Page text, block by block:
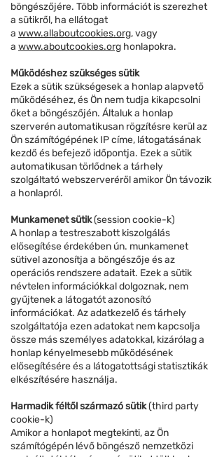
böngészőjére. Több információt is szerezhet
a sütikről, ha ellátogat
a www.allaboutcookies.org, vagy
a www.aboutcookies.org honlapokra.
Működéshez szükséges sütik
Ezek a sütik szükségesek a honlap alapvető
működéséhez, és Ön nem tudja kikapcsolni
őket a böngészőjén. Általuk a honlap
szerverén automatikusan rögzítésre kerül az
Ön számítógépének IP címe, látogatásának
kezdő és befejező időpontja. Ezek a sütik
automatikusan törlődnek a tárhely
szolgáltató webszerveréről amikor Ön távozik
a honlapról.
Munkamenet sütik(session cookie-k)
A honlap a testreszabott kiszolgálás
elősegítése érdekében ún. munkamenet
sütivel azonosítja a böngészője és az
operációs rendszere adatait. Ezek a sütik
névtelen információkkal dolgoznak, nem
gyűjtenek a látogatót azonosító
információkat. Az adatkezelő és tárhely
szolgáltatója ezen adatokat nem kapcsolja
össze más személyes adatokkal, kizárólag a
honlap kényelmesebb működésének
elősegítésére és a látogatottsági statisztikák
elkészítésére használja.
Harmadik féltől származó sütik(third party
cookie-k)
Amikor a honlapot megtekinti, az Ön
számítógépén lévő böngésző nemzetközi